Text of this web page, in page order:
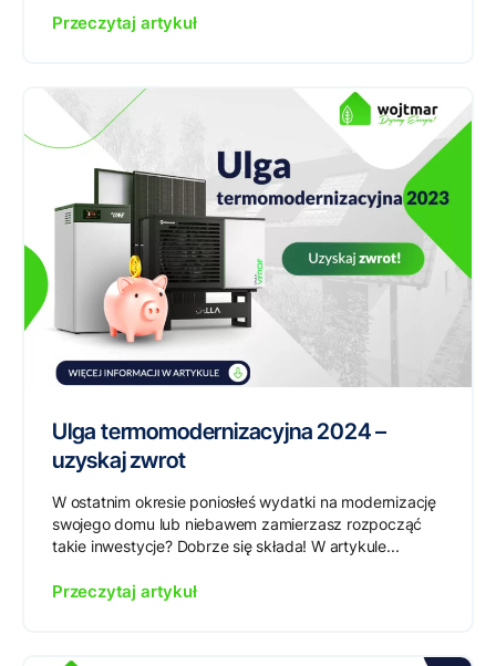
Przeczytaj artykuł
Ulga termomodernizacyjna 2024 –
uzyskaj zwrot
W ostatnim okresie poniosłeś wydatki na modernizację
swojego domu lub niebawem zamierzasz rozpocząć
takie inwestycje? Dobrze się składa! W artykule...
Przeczytaj artykuł